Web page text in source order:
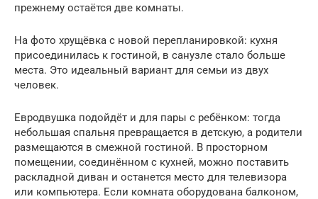
прежнему остаётся две комнаты.
На фото хрущёвка с новой перепланировкой: кухня
присоединилась к гостиной, в санузле стало больше
места. Это идеальный вариант для семьи из двух
человек.
Евродвушка подойдёт и для пары с ребёнком: тогда
небольшая спальня превращается в детскую, а родители
размещаются в смежной гостиной. В просторном
помещении, соединённом с кухней, можно поставить
раскладной диван и останется место для телевизора
или компьютера. Если комната оборудована балконом,